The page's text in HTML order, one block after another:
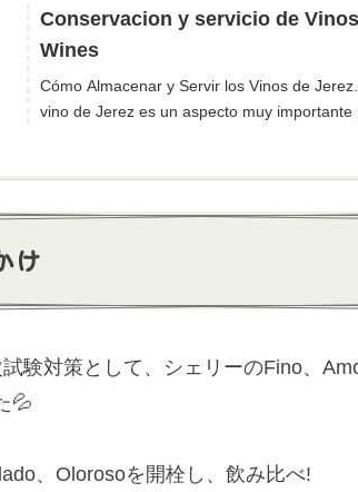
Conservacion y servicio de Vinos de
Wines
Cómo Almacenar y Servir los Vinos de
vino de Jerez es un aspecto muy importante
け
験対策として、シェリーのFino、
💦
、Olorosoを開栓し、飲み比べ!